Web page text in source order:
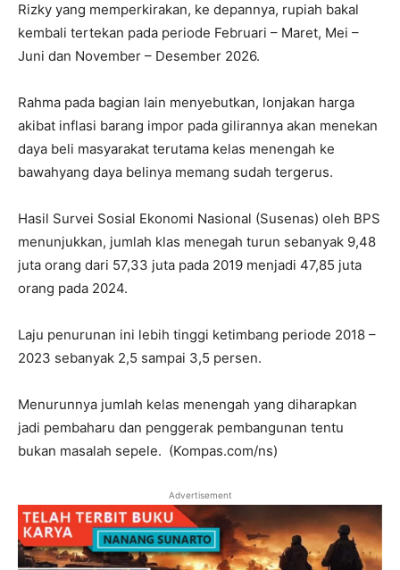
Rizky yang memperkirakan, ke depannya, rupiah bakal
kembali tertekan pada periode Februari – Maret, Mei –
Juni dan November – Desember 2026.
Rahma pada bagian lain menyebutkan, lonjakan harga
akibat inflasi barang impor pada gilirannya akan menekan
daya beli masyarakat terutama kelas menengah ke
bawahyang daya belinya memang sudah tergerus.
Hasil Survei Sosial Ekonomi Nasional (Susenas) oleh BPS
menunjukkan, jumlah klas menegah turun sebanyak 9,48
juta orang dari 57,33 juta pada 2019 menjadi 47,85 juta
orang pada 2024.
Laju penurunan ini lebih tinggi ketimbang periode 2018 –
2023 sebanyak 2,5 sampai 3,5 persen.
Menurunnya jumlah kelas menengah yang diharapkan
jadi pembaharu dan penggerak pembangunan tentu
bukan masalah sepele. (Kompas.com/ns)
Advertisement